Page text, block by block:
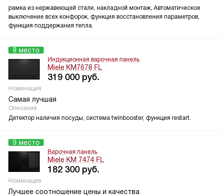
рамка из нержавеющей стали, накладной монтаж, Автоматическое
выключение всех конфорок, функция восстановления параметров,
функция поддержания тепла.
8 место
Индукционная варочная панель
Miele KM7678 FL
319 000 руб.
Номинация
Самая лучшая
Описание
Детектор наличия посуды, система twinbooster, функция restart.
9 место
Варочная панель
Miele KM 7474 FL
182 300 руб.
Номинация
Лучшее соотношение цены и качества